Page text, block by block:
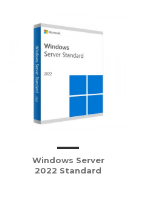
Windows Server
2022 Standard